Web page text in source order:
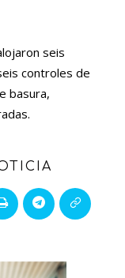
seis
controles de
basura,